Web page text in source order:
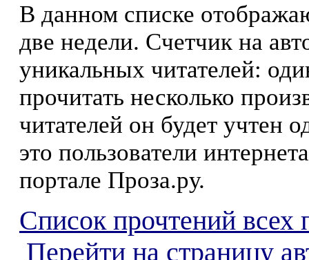
В данном списке
две недели. Счетчик на
уникальных читателей:
прочитать несколько
читателей он будет учтен
это пользователи
портале Проза.ру.
Список прочтений всех
Перейти на страницу